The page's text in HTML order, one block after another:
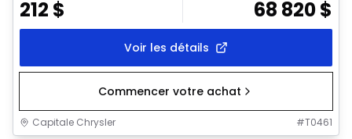
212 $ 68 820$
Voir les détails
Commencer votre achat
Capitale Chrysler #T0461